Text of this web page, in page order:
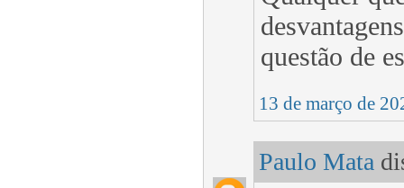
questão de
13 de março de
Paulo Mata